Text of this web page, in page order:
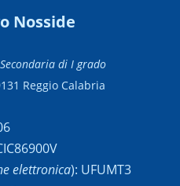
Nosside
di I grado
Reggio Calabria
elettronica): UFUMT3